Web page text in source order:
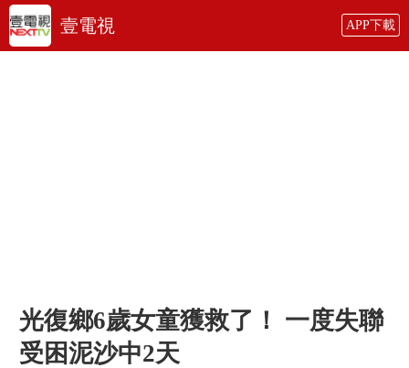
壹電視 APP下載
光復鄉6歲女童獲救了！ 一度失聯
受困泥沙中2天